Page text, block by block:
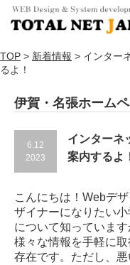
TOP > 新着情報 > インター
るよ！
伊賀・名張ホーム
6.12
2023
インターネ
案内するよ
こんにちは！Webデ
ザイナーになりたい
について知っていま
様々な情報を手軽に
存在です。ただし、